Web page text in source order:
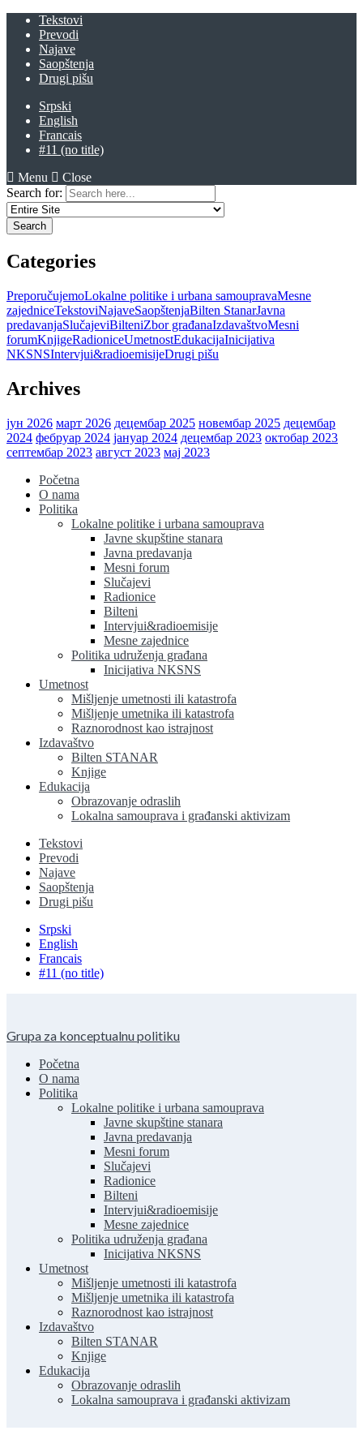
Tekstovi
Prevodi
Najave
Saopštenja
Drugi pišu
Srpski
English
Francais
#11 (no title)
Menu
Close
Search for:
Categories
PreporučujemoLokalne politike i urbana samoupravaMesne
zajedniceTekstoviNajaveSaopštenjaBilten StanarJavna
predavanjaSlučajeviBilteniZbor građanaIzdavaštvoMesni
forumKnjigeRadioniceUmetnostEdukacijaInicijativa
NKSNSIntervjui&radioemisijeDrugi pišu
Archives
јун 2026 март 2026 децембар 2025 новембар 2025 децембар
2024 фебруар 2024 јануар 2024 децембар 2023 октобар 2023
септембар 2023 август 2023 мај 2023
Početna
O nama
Politika
Lokalne politike i urbana samouprava
Javne skupštine stanara
Javna predavanja
Mesni forum
Slučajevi
Radionice
Bilteni
Intervjui&radioemisije
Mesne zajednice
Politika udruženja građana
Inicijativa NKSNS
Umetnost
Mišljenje umetnosti ili katastrofa
Mišljenje umetnika ili katastrofa
Raznorodnost kao istrajnost
Izdavaštvo
Bilten STANAR
Knjige
Edukacija
Obrazovanje odraslih
Lokalna samouprava i građanski aktivizam
Tekstovi
Prevodi
Najave
Saopštenja
Drugi pišu
Srpski
English
Francais
#11 (no title)
Grupa za konceptualnu politiku
Početna
O nama
Politika
Lokalne politike i urbana samouprava
Javne skupštine stanara
Javna predavanja
Mesni forum
Slučajevi
Radionice
Bilteni
Intervjui&radioemisije
Mesne zajednice
Politika udruženja građana
Inicijativa NKSNS
Umetnost
Mišljenje umetnosti ili katastrofa
Mišljenje umetnika ili katastrofa
Raznorodnost kao istrajnost
Izdavaštvo
Bilten STANAR
Knjige
Edukacija
Obrazovanje odraslih
Lokalna samouprava i građanski aktivizam